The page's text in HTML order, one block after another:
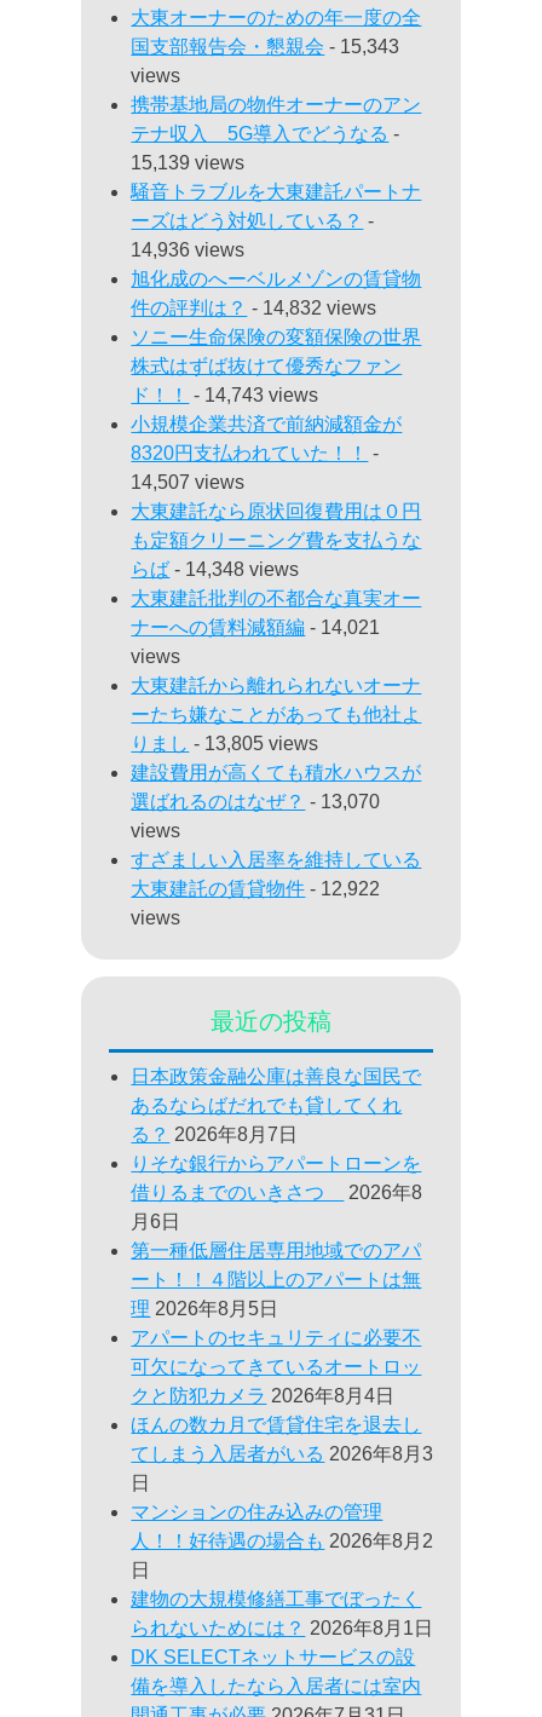
大東オーナーのための年一度の全
国支部報告会・懇親会 - 15,343
views
携帯基地局の物件オーナーのアン
テナ収入 5G導入でどうなる -
15,139 views
騒音トラブルを大東建託パートナ
ーズはどう対処している？ -
14,936 views
旭化成のへーベルメゾンの賃貸物
件の評判は？ - 14,832 views
ソニー生命保険の変額保険の世界
株式はずば抜けて優秀なファン
ド！！
- 14,743 views
小規模企業共済で前納減額金が
8320円支払われていた！！
-
14,507 views
大東建託なら原状回復費用は０円
も定額クリーニング費を支払うな
らば - 14,348 views
大東建託批判の不都合な真実オー
ナーへの賃料減額編 - 14,021
views
大東建託から離れられないオーナ
ーたち嫌なことがあっても他社よ
りまし - 13,805 views
建設費用が高くても積水ハウスが
選ばれるのはなぜ？ - 13,070
views
すざましい入居率を維持している
大東建託の賃貸物件 - 12,922
views
最近の投稿
日本政策金融公庫は善良な国民で
あるならばだれでも貸してくれ
る？ 2026年8月7日
りそな銀行からアパートローンを
借りるまでのいきさつ
2026年8
月6日
第一種低層住居専用地域でのアパ
ート！！４階以上のアパートは無
理 2026年8月5日
アパートのセキュリティに必要不
可欠になってきているオートロッ
クと防犯カメラ 2026年8月4日
ほんの数カ月で賃貸住宅を退去し
てしまう入居者がいる 2026年8月3
日
マンションの住み込みの管理
人！！好待遇の場合も 2026年8月2
日
建物の大規模修繕工事でぼったく
られないためには？ 2026年8月1日
DK SELECTネットサービスの設
備を導入したなら入居者には室内